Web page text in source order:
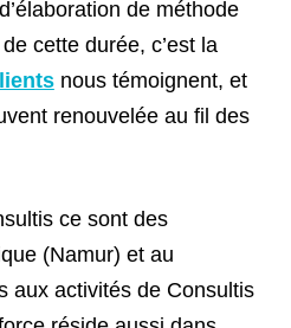
de méthode
cette durée, c’est la
nous témoignent, et
renouvelée au fil des
ce sont des
(Namur) et au
aux activités de Consultis